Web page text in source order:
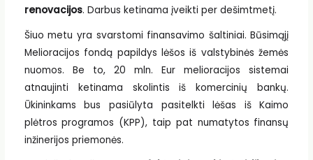
renovacijos. Darbus ketinama įveikti per dešimtmetį.
Šiuo metu yra svarstomi finansavimo šaltiniai. Būsimąjį
Melioracijos fondą papildys lėšos iš valstybinės žemės
nuomos. Be to, 20 mln. Eur melioracijos sistemai
atnaujinti ketinama skolintis iš komercinių bankų.
Ūkininkams bus pasiūlyta pasitelkti lėšas iš Kaimo
plėtros programos (KPP), taip pat numatytos finansų
inžinerijos priemonės.